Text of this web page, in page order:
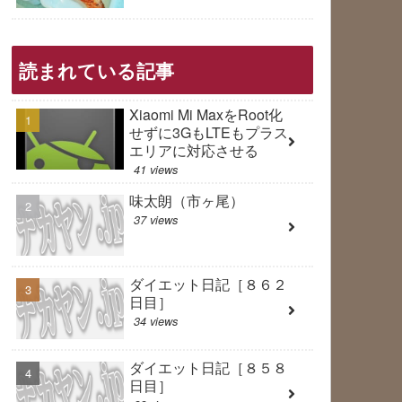
読まれている記事
Xiaomi Mi MaxをRoot化
せずに3GもLTEもプラス
エリアに対応させる
41 views
味太朗（市ヶ尾）
37 views
ダイエット日記［８６２
日目］
34 views
ダイエット日記［８５８
日目］